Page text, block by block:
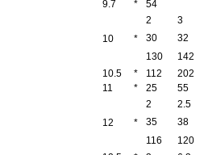
9.7
* 54
10 *
2 3
30
32
130
142
10.5
* 112 202
11
* 25 55
12 *
2 2.5
35
38
116
120